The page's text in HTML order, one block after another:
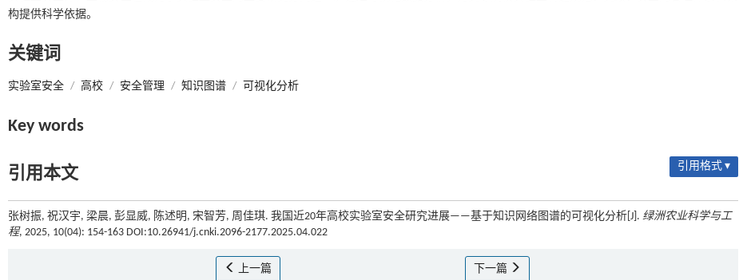
构提供科学依据。
关键词
实验室安全 / 高校 / 安全管理 / 知识图谱 / 可视化分析
Key words
引用本文 引用格式 ▾
张树振, 祝汉宇, 梁晨, 彭显威, 陈述明, 宋智芳, 周佳琪. 我国近20年高校实验室安全研究进展——基于知识网络图谱的可视化分析[J]. 绿洲农业科学与工
程, 2025, 10(04): 154-163 DOI:10.26941/j.cnki.2096-2177.2025.04.022
上一篇 下一篇